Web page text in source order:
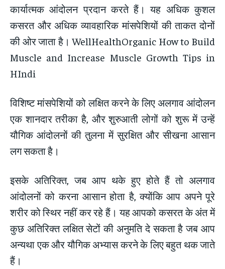
कार्यात्मक आंदोलन प्रदान करते हैं। यह अधिक कुशल
कसरत और अधिक व्यावहारिक मांसपेशियों की ताकत दोनों
की ओर जाता है। WellHealthOrganic How to Build
Muscle and Increase Muscle Growth Tips in
HIndi
विशिष्ट मांसपेशियों को लक्षित करने के लिए अलगाव आंदोलन
एक शानदार तरीका है, और शुरुआती लोगों को शुरू में उन्हें
यौगिक आंदोलनों की तुलना में सुरक्षित और सीखना आसान
लग सकता है।
इसके अतिरिक्त, जब आप थके हुए होते हैं तो अलगाव
आंदोलनों को करना आसान होता है, क्योंकि आप अपने पूरे
शरीर को स्थिर नहीं कर रहे हैं। यह आपको कसरत के अंत में
कुछ अतिरिक्त लक्षित सेटों की अनुमति दे सकता है जब आप
अन्यथा एक और यौगिक अभ्यास करने के लिए बहुत थक जाते
हैं।